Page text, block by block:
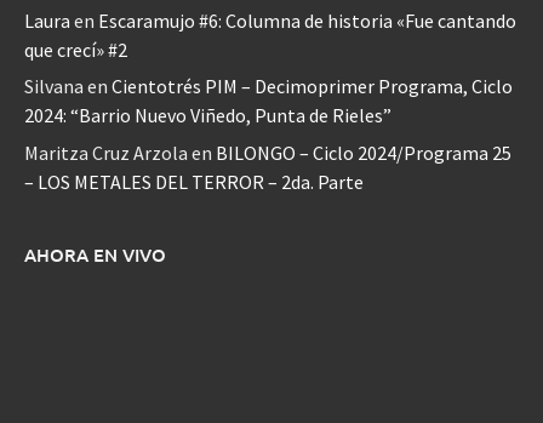
Laura en Escaramujo #6: Columna de historia «Fue cantando
que crecí» #2
Silvana en Cientotrés PIM – Decimoprimer Programa, Ciclo
2024: “Barrio Nuevo Viñedo, Punta de Rieles”
Maritza Cruz Arzola en BILONGO – Ciclo 2024/Programa 25
– LOS METALES DEL TERROR – 2da. Parte
AHORA EN VIVO